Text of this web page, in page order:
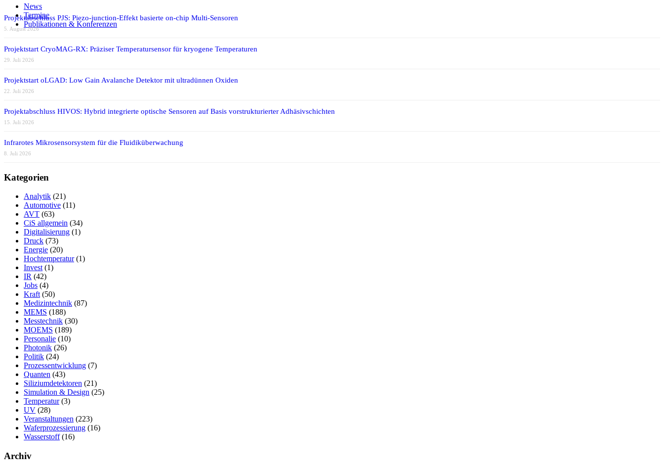
Teilen auf LinkedIn
Per E-Mail teilen
News
Termine
Publikationen & Konferenzen
Projektabschluss PJS: Piezo-junction-Effekt basierte on-chip Multi-Sensoren
5. August 2026
Projektstart CryoMAG-RX: Präziser Temperatursensor für kryogene Temperaturen
29. Juli 2026
Projektstart oLGAD: Low Gain Avalanche Detektor mit ultradünnen Oxiden
22. Juli 2026
Projektabschluss HIVOS: Hybrid integrierte optische Sensoren auf Basis vorstrukturierter Adhäsivschichten
15. Juli 2026
Infrarotes Mikrosensorsystem für die Fluidiküberwachung
8. Juli 2026
Kategorien
Analytik (21)
Automotive (11)
AVT (63)
CiS allgemein (34)
Digitalisierung (1)
Druck (73)
Energie (20)
Hochtemperatur(1)
Invest (1)
IR (42)
Jobs (4)
Kraft (50)
Medizintechnik (87)
MEMS (188)
Messtechnik (30)
MOEMS (189)
Personalie (10)
Photonik (26)
Politik (24)
Prozessentwicklung (7)
Quanten (43)
Siliziumdetektoren (21)
Simulation & Design (25)
Temperatur(3)
UV (28)
Veranstaltungen (223)
Waferprozessierung (16)
Wasserstoff(16)
Archiv